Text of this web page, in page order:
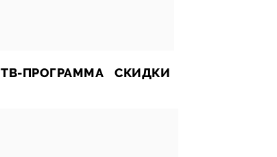
ТВ-ПРОГРАММА СКИДКИ